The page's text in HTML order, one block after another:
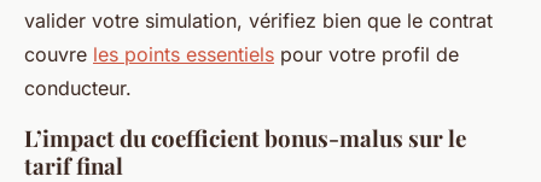
valider votre simulation, vérifiez bien que le contrat
couvre les points essentiels pour votre profil de
conducteur.
L’impact du coefficient bonus-malus sur le
tarif final